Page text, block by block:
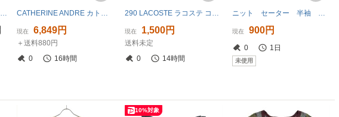
23区 オンワード樫山 ニット カットソー 40 白 ホワイト ケーブル編み クルーネック 半袖 /KK ■ECC002 レディース CATHERINE ANDRE カトリーヌアンドレ ベルト付き 半袖 ニット カーディガン サイズ L /フランス製/グリーン系/レディース
現在 6,849円
＋送料880円
0
16時間
290 LACOSTE ラコステ コットン ニット ハイネック 半袖 プルオーバー サイズ40 セーター 薄地 ワニ刺繍 ブラック 黒 レディース 60630J
現在 1,500円
送料未定
0
14時間
ニット セーター 半袖 ライトグレー ドット M～L ゆったり CHIC FLEUR
現在 900円
0 1日
未使用
10%対象